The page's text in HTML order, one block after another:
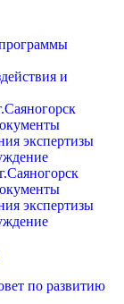
и
экспертизы
экспертизы
по развитию